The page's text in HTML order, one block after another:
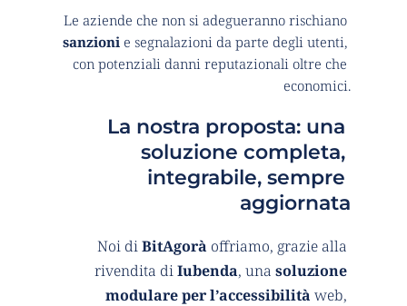
sanzioni e segnalazioni da parte degli utenti,
con potenziali danni reputazionali oltre che
economici.
La nostra proposta: una
soluzione completa,
integrabile, sempre
aggiornata
Noi di BitAgorà offriamo, grazie alla
rivendita di Iubenda, una soluzione
modulare per l’accessibilità web,